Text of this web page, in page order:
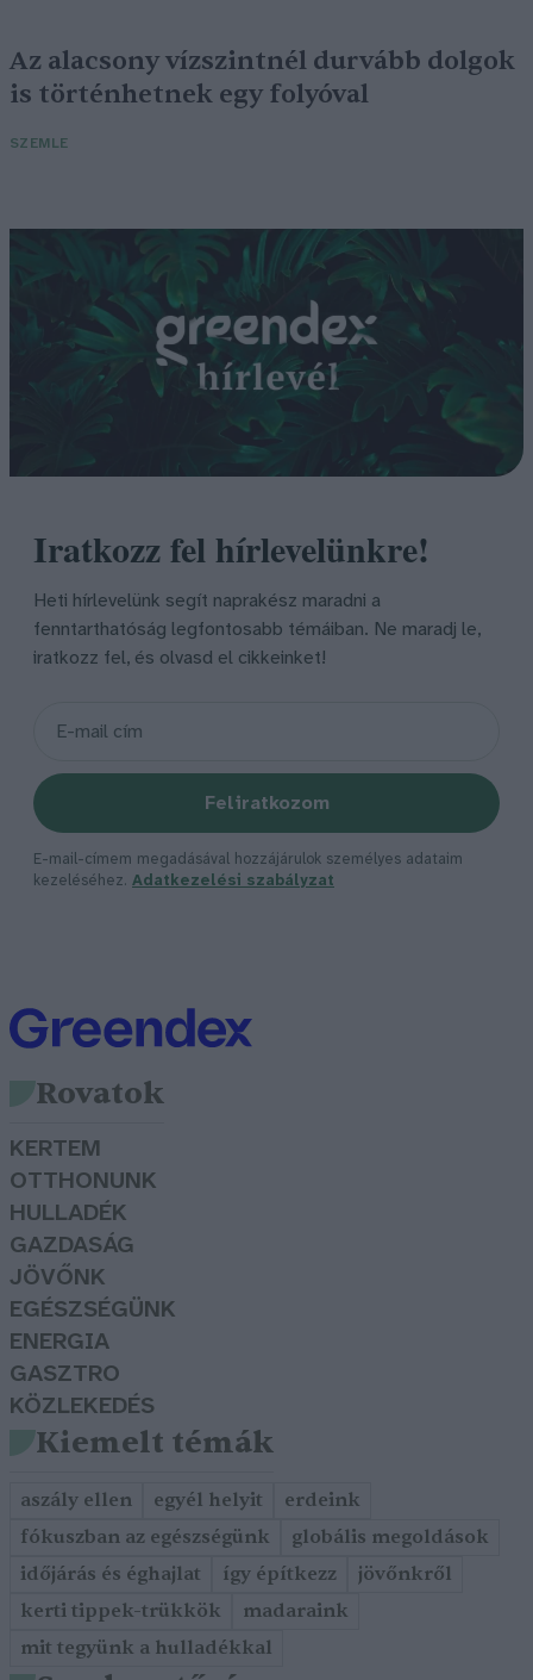
Az alacsony vízszintnél durvább dolgok
is történhetnek egy folyóval
SZEMLE
Iratkozz fel hírlevelünkre!
Heti hírlevelünk segít naprakész maradni a
fenntarthatóság legfontosabb témáiban. Ne maradj le,
iratkozz fel, és olvasd el cikkeinket!
Feliratkozom
E-mail-címem megadásával hozzájárulok személyes adataim
kezeléséhez. Adatkezelési szabályzat
Rovatok
KERTEM
OTTHONUNK
HULLADÉK
GAZDASÁG
JÖVŐNK
EGÉSZSÉGÜNK
ENERGIA
GASZTRO
KÖZLEKEDÉS
Kiemelt témák
aszály ellen egyél helyit
erdeink
fókuszban az egészségünk
globális megoldások
időjárás és éghajlat
így építkezz
jövőnkről
kerti tippek-trükkök
madaraink
mit tegyünk a hulladékkal